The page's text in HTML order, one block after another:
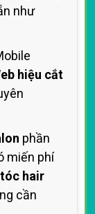
như
hiệu cắt
phần
miến phí
hair
cần